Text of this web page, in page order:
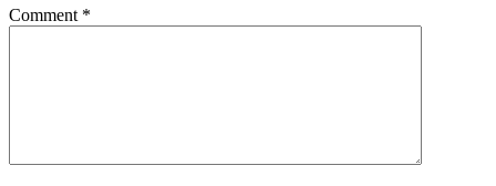
Comment *